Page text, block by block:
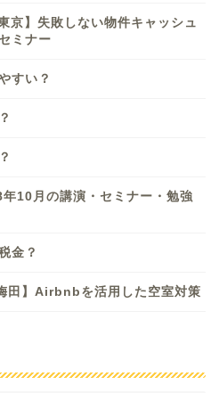
京】失敗しない物件キャッシュ
ミナー
すい？
年10月の講演・セミナー・勉強
金？
田】Airbnbを活用した空室対策